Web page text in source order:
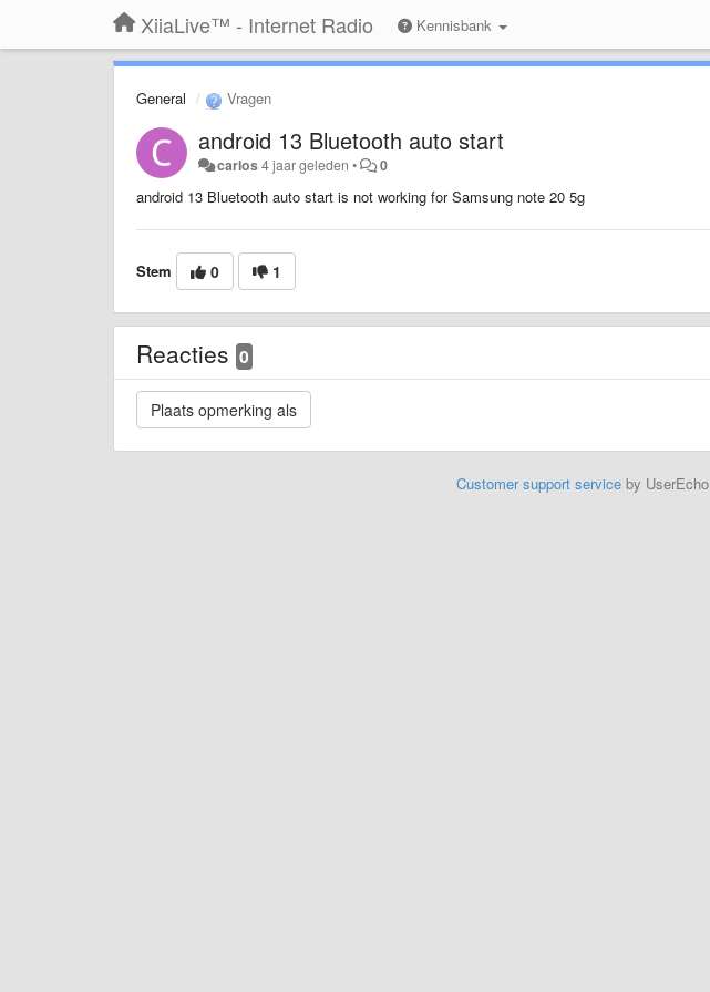
XiiaLive™ - Internet Radio Kennisbank
General Vragen
android 13 Bluetooth auto start
carlos4 jaar geleden • 0
android 13 Bluetooth auto start is not working for Samsung note 20 5g
Stem 0 1
Reacties 0
Customer support serviceby UserEcho